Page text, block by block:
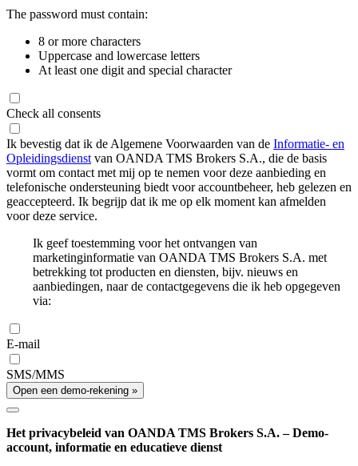
The password must contain:
8 or more characters
Uppercase and lowercase letters
At least one digit and special character
Check all consents
Ik bevestig dat ik de Algemene Voorwaarden van de Informatie- en
Opleidingsdienst van OANDA TMS Brokers S.A., die de basis
vormt om contact met mij op te nemen voor deze aanbieding en
telefonische ondersteuning biedt voor accountbeheer, heb gelezen en
geaccepteerd. Ik begrijp dat ik me op elk moment kan afmelden
voor deze service.
Ik geef toestemming voor het ontvangen van
marketinginformatie van OANDA TMS Brokers S.A. met
betrekking tot producten en diensten, bijv. nieuws en
aanbiedingen, naar de contactgegevens die ik heb opgegeven
via:
E-mail
SMS/MMS
Open een demo-rekening »
Het privacybeleid van OANDA TMS Brokers S.A. – Demo-
account, informatie en educatieve dienst